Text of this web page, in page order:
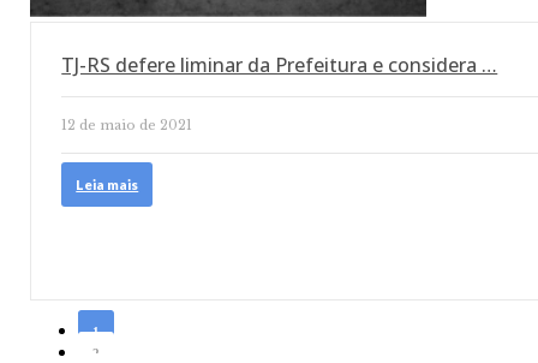
TJ-RS defere liminar da Prefeitura e considera …
12 de maio de 2021
Leia mais
1
2